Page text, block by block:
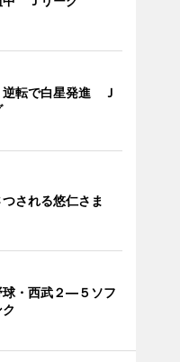
逆転で白星発進 Ｊ
される悠仁さま
球・西武２―５ソフ
ク